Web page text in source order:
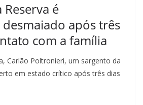
é
após três
com a família
Carlão Poltronieri, um sargento da
em estado crítico após três dias